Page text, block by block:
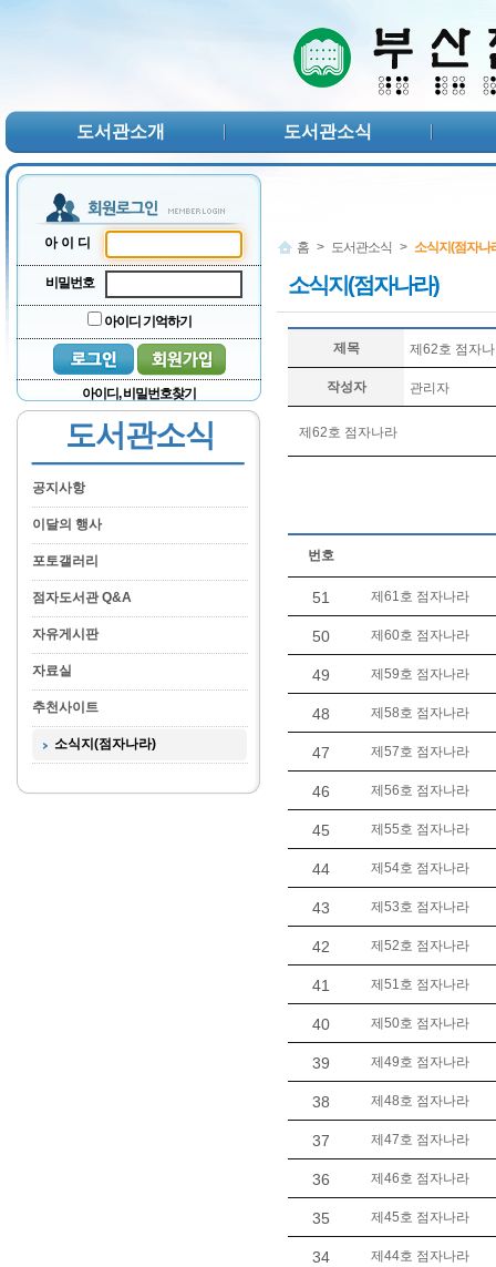
도서관소개 도서관소식
아이디
비밀번호
아이디 기억하기
아이디, 비밀번호찾기
도서관소식
공지사항
이달의 행사
포토갤러리
점자도서관 Q&A
자유게시판
자료실
추천사이트
소식지(점자나라)
홈 > 도서관소식 > 소식지(점자나
소식지(점자나라)
제목 제62호 점자
작성자 관리자
제62호 점자나라
번호
51 제61호 점자나라
50 제60호 점자나라
49 제59호 점자나라
48 제58호 점자나라
47 제57호 점자나라
46 제56호 점자나라
45 제55호 점자나라
44 제54호 점자나라
43 제53호 점자나라
42 제52호 점자나라
41 제51호 점자나라
40 제50호 점자나라
39 제49호 점자나라
38 제48호 점자나라
37 제47호 점자나라
36 제46호 점자나라
35 제45호 점자나라
34 제44호 점자나라